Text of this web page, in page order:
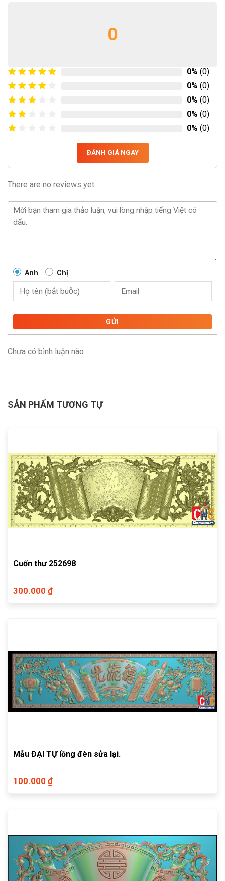
0
0% (0)
0% (0)
0% (0)
0% (0)
0% (0)
ĐÁNH GIÁ NGAY
There are no reviews yet.
Anh Chị
GỬI
Chưa có bình luận nào
SẢN PHẨM TƯƠNG TỰ
Cuốn thư 252698
300.000 ₫
Mẫu ĐẠI TỰ lồng đèn sửa lại.
100.000 ₫